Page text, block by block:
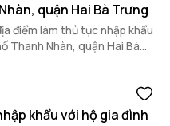
quận Hai Bà Trưng
điểm làm thủ tục nhập khẩu
Thanh Nhàn, quận Hai Bà
khẩu với hộ gia đình